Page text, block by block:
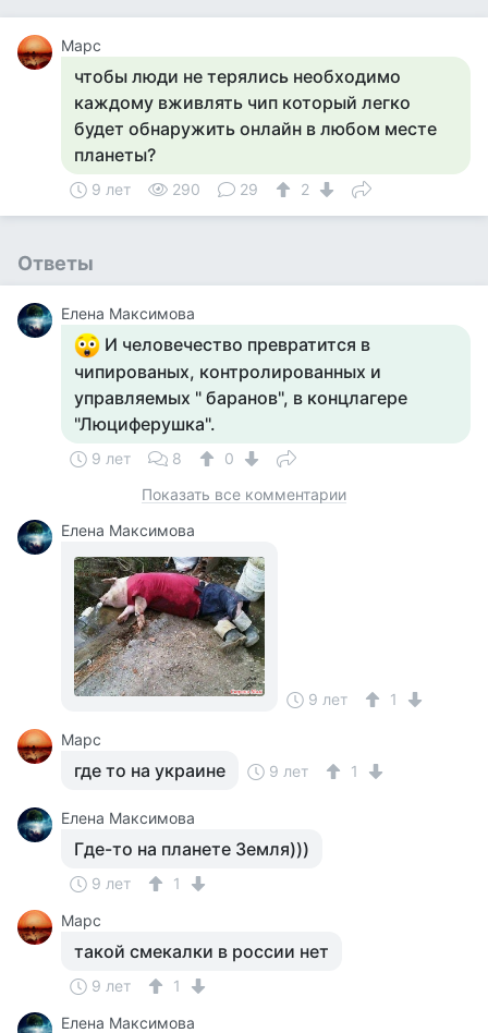
Марс
чтобы люди не терялись необходимо
каждому вживлять чип который легко
будет обнаружить онлайн в любом месте
планеты?
9 лет 290 29 2
Ответы
Елена Максимова
И человечество превратится в
чипированых, контролированных и
управляемых " баранов", в концлагере
"Люциферушка".
9 лет 8
0
Показать все комментарии
Елена Максимова
9 лет 1
Марс
где то на украине 9 лет 1
Елена Максимова
Где-то на планете Земля)))
9 лет
1
Марс
такой смекалки в россии нет
9 лет
1
Елена Максимова